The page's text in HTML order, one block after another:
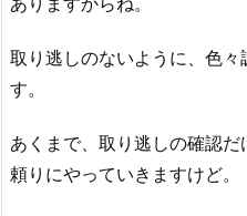
取り逃しのないように、色
す。
あくまで、取り逃しの確認
頼りにやっていきますけど。